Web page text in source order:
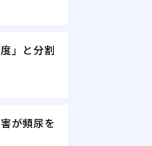
」と分割
が頻尿を